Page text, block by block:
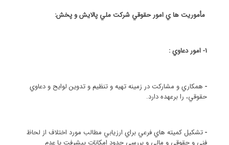
مأموريت ها ي امور حقوقي شركت ملي پالايش و پخش:
1- امور دعاوي :
- همكاري و مشاركت در زمينه تهيه و تنظيم و تدوين لوايح و دعاوي
حقوقي، را برعهده دارد.
-تشكيل كميته هاي فرعي براي ارزيابي مطالب مورد اختلاف از لحاظ